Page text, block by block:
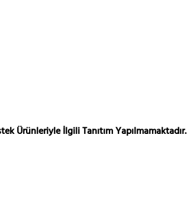
Ürünleriyle İlgili Tanıtım Yapılmamaktadır.